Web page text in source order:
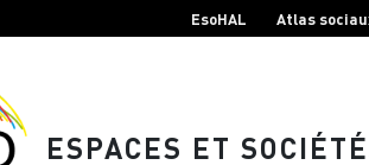
EsoHAL Atlas
ESPACES ET